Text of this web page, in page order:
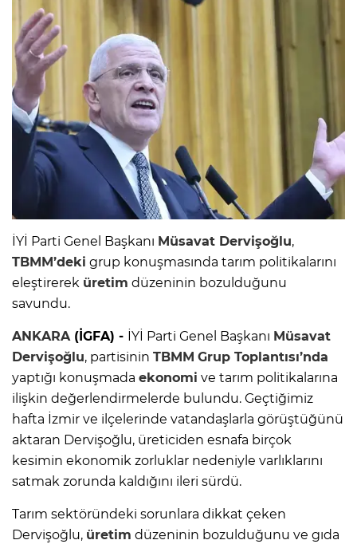
İYİ Parti Genel Başkanı Müsavat Dervişoğlu,
TBMM’deki grup konuşmasında tarım politikalarını
eleştirerek üretim düzeninin bozulduğunu
savundu.
ANKARA(İGFA) - İYİ Parti Genel Başkanı Müsavat
Dervişoğlu, partisinin TBMM Grup Toplantısı’nda
yaptığı konuşmada ekonomi ve tarım politikalarına
ilişkin değerlendirmelerde bulundu. Geçtiğimiz
hafta İzmir ve ilçelerinde vatandaşlarla görüştüğünü
aktaran Dervişoğlu, üreticiden esnafa birçok
kesimin ekonomik zorluklar nedeniyle varlıklarını
satmak zorunda kaldığını ileri sürdü.
Tarım sektöründeki sorunlara dikkat çeken
Dervişoğlu, üretim düzeninin bozulduğunu ve gıda